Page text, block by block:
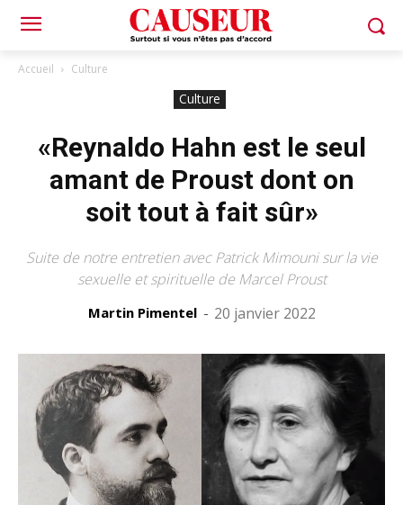
Accueil Culture
Culture
«Reynaldo Hahn est le seul
amant de Proust dont on
soit tout à fait sûr»
Suite de notre entretien avec Patrick Mimouni sur la vie
sexuelle et spirituelle de Marcel Proust
Martin Pimentel - 20 janvier 2022